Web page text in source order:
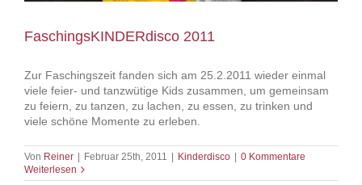
FaschingsKINDERdisco 2011
Zur Faschingszeit fanden sich am 25.2.2011 wieder einmal
viele feier- und tanzwütige Kids zusammen, um gemeinsam
zu feiern, zu tanzen, zu lachen, zu essen, zu trinken und
viele schöne Momente zu erleben.
Von Reiner Februar 25th, 2011 Kinderdisco
0 Kommentare
Weiterlesen